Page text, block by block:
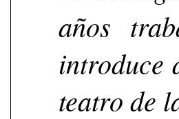
años
introduce
teatro de